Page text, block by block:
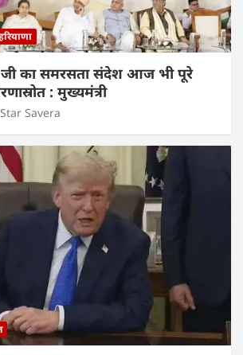
जी का समरसता संदेश आज भी पूरे
: मुख्यमंत्री
Star Savera